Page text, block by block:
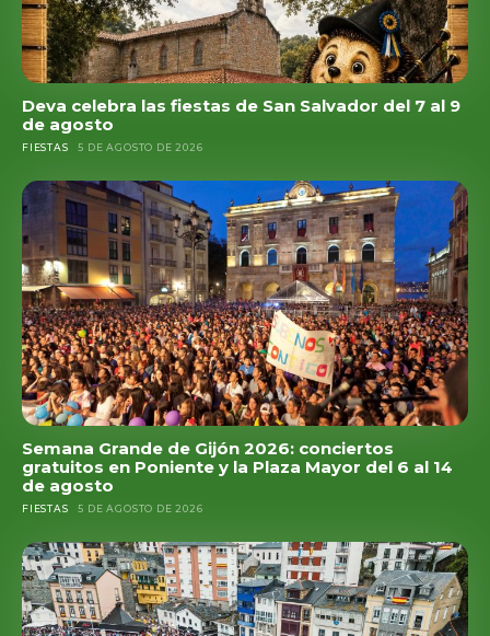
Deva celebra las fiestas de San Salvador del 7 al 9
de agosto
FIESTAS 5 DE AGOSTO DE 2026
Semana Grande de Gijón 2026: conciertos
gratuitos en Poniente y la Plaza Mayor del 6 al 14
de agosto
FIESTAS 5 DE AGOSTO DE 2026